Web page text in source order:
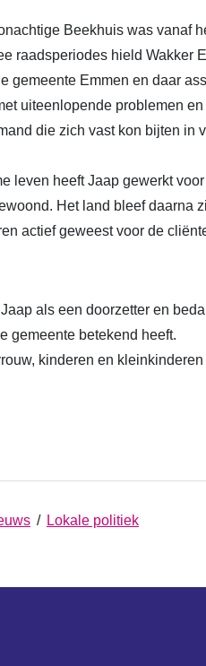
Beekhuis was vanaf
raadsperiodes hield
gemeente Emmen en daar
uiteenlopende problemen
die zich vast kon bijten in
leven heeft Jaap gewerkt
Het land bleef daarna
actief geweest voor de
als een doorzetter en
gemeente betekend heeft.
kinderen en
/ Lokale politiek